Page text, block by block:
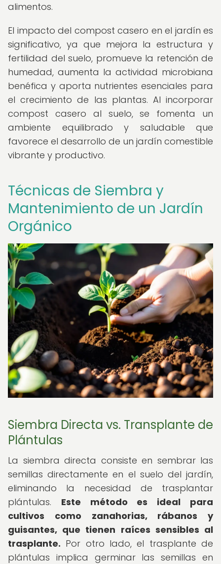
alimentos.
El impacto del compost casero en el jardín es
significativo, ya que mejora la estructura y
fertilidad del suelo, promueve la retención de
humedad, aumenta la actividad microbiana
benéfica y aporta nutrientes esenciales para
el crecimiento de las plantas. Al incorporar
compost casero al suelo, se fomenta un
ambiente equilibrado y saludable que
favorece el desarrollo de un jardín comestible
vibrante y productivo.
Técnicas de Siembra y
Mantenimiento de un Jardín
Orgánico
Siembra Directa vs. Transplante de
Plántulas
La siembra directa consiste en sembrar las
semillas directamente en el suelo del jardín,
eliminando la necesidad de trasplantar
plántulas. Este método es ideal para
cultivos como zanahorias, rábanos y
guisantes, que tienen raíces sensibles al
trasplante. Por otro lado, el trasplante de
plántulas implica germinar las semillas en